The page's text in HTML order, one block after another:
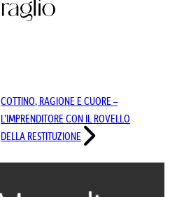
COTTINO, RAGIONE E CUORE–
L’IMPRENDITORECON IL ROVELLO
DELLA RESTITUZIONE